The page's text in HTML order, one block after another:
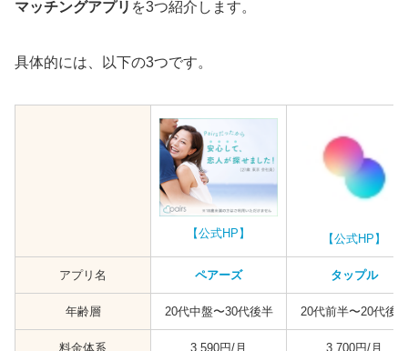
マッチングアプリ を3つ紹介します。
具体的には、以下の3つです。
【公式HP】 【公式HP】
アプリ名 ペアーズ タップル
年齢層 20代中盤〜30代後半 20代前半〜20代後半
料金体系 3,590円/月 3,700円/月